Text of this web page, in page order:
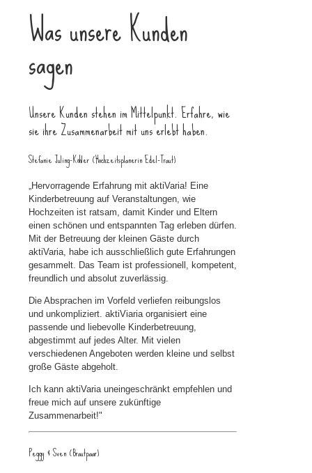
Was unsere Kunden
sagen
Unsere Kunden stehen im Mittelpunkt. Erfahre, wie
sie ihre Zusammenarbeit mit uns erlebt haben.
Stefanie Juling-Köhler (Hochzeitsplanerin Edel-Traut)
„Hervorragende Erfahrung mit aktiVaria! Eine
Kinderbetreuung auf Veranstaltungen, wie
Hochzeiten ist ratsam, damit Kinder und Eltern
einen schönen und entspannten Tag erleben dürfen.
Mit der Betreuung der kleinen Gäste durch
aktiVaria, habe ich ausschließlich gute Erfahrungen
gesammelt. Das Team ist professionell, kompetent,
freundlich und absolut zuverlässig.
Die Absprachen im Vorfeld verliefen reibungslos
und unkompliziert. aktiViaria organisiert eine
passende und liebevolle Kinderbetreuung,
abgestimmt auf jedes Alter. Mit vielen
verschiedenen Angeboten werden kleine und selbst
große Gäste abgeholt.
Ich kann aktiVaria uneingeschränkt empfehlen und
freue mich auf unsere zukünftige
Zusammenarbeit!"
Peggy & Sven (Brautpaar)